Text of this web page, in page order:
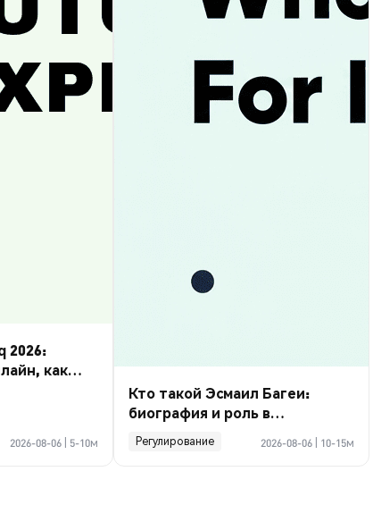
2026:
как
2026-08-06 5-10м
Кто такой Эсмаил Багеи:
биография и роль в
криптосделке по Ормузу
Регулирование 2026-08-06 10-15м